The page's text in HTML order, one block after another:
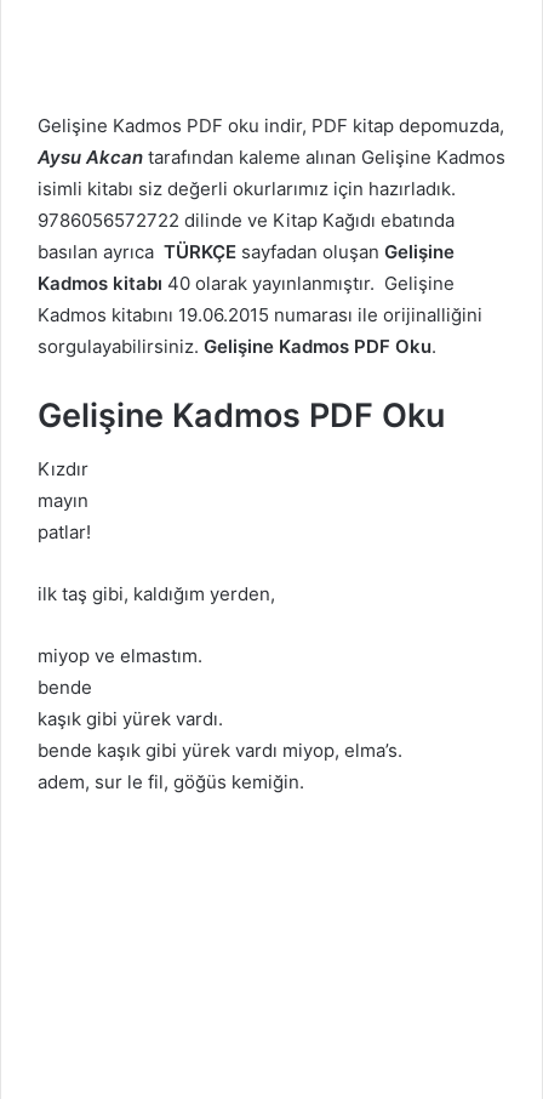
Gelişine Kadmos PDF oku indir, PDF kitap depomuzda,
Aysu Akcan tarafından kaleme alınan Gelişine Kadmos
isimli kitabı siz değerli okurlarımız için hazırladık.
9786056572722 dilinde ve Kitap Kağıdı ebatında
basılan ayrıca TÜRKÇE sayfadan oluşan Gelişine
Kadmos kitabı 40 olarak yayınlanmıştır. Gelişine
Kadmos kitabını 19.06.2015 numarası ile orijinalliğini
sorgulayabilirsiniz. Gelişine Kadmos PDF Oku.
Gelişine Kadmos PDF Oku
Kızdır
mayın
patlar!
ilk taş gibi, kaldığım yerden,
miyop ve elmastım.
bende
kaşık gibi yürek vardı.
bende kaşık gibi yürek vardı miyop, elma’s.
adem, sur le fil, göğüs kemiğin.